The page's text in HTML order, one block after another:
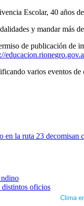
Escolar, 40 años
y mandar más
de publicación de
varios eventos
la ruta 23 decomisan
distintos oficios